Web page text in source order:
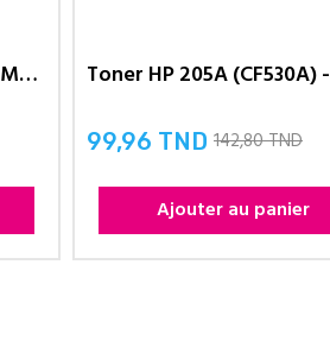
Toner HP 205A (CF533A) - Magenta
Prix
99,96 TND 142,80 TND
Ajouter au panier